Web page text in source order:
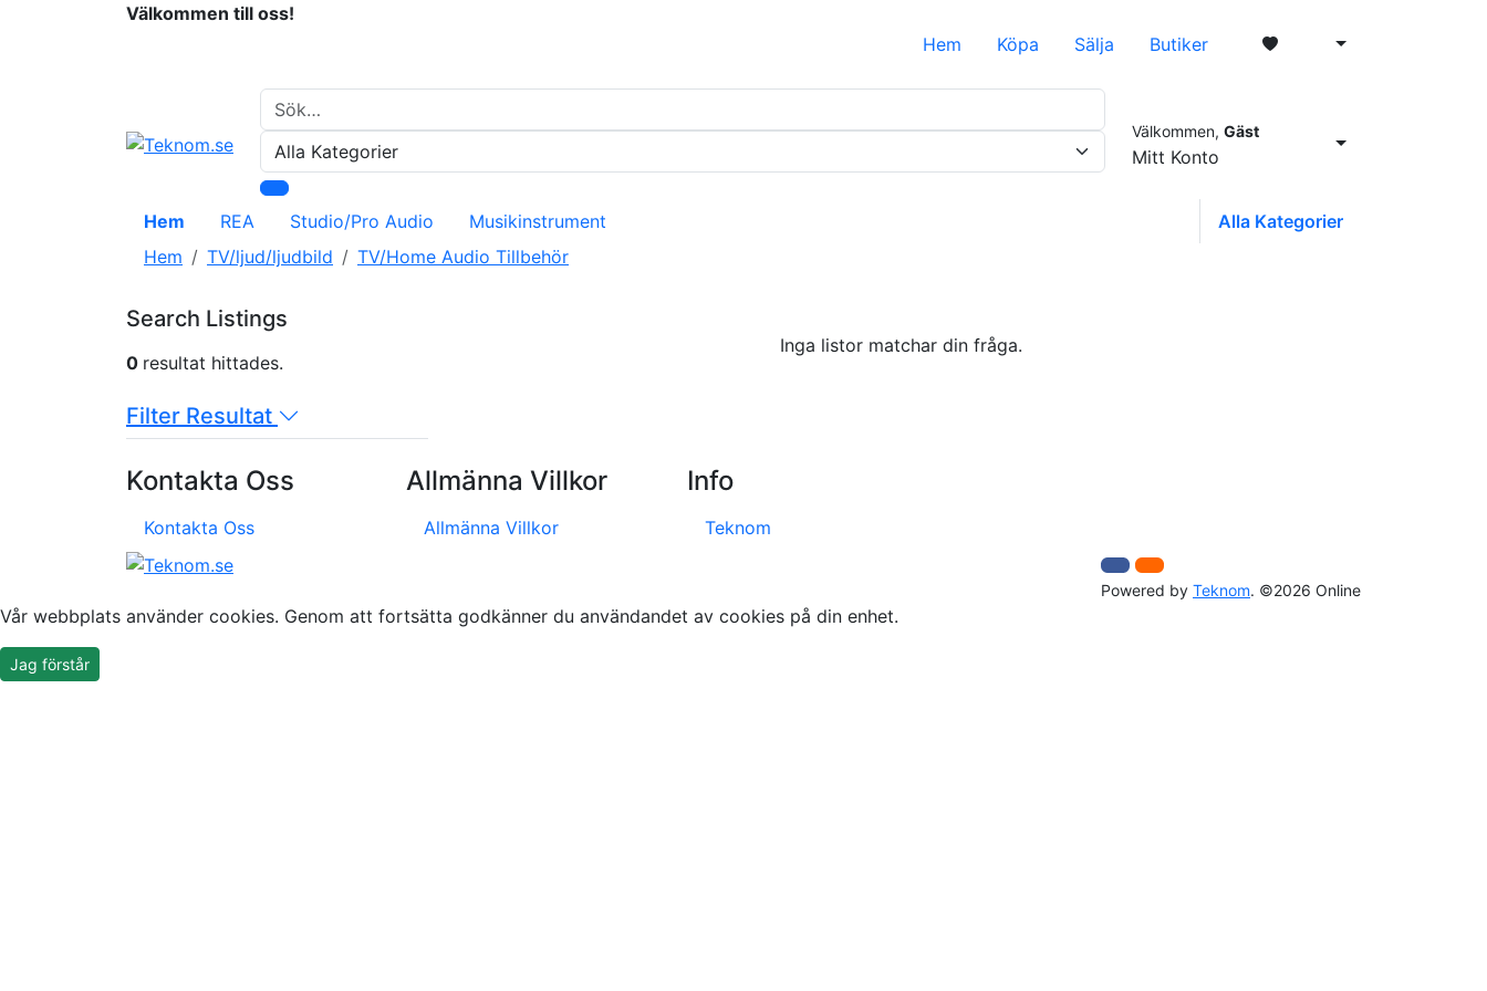
Välkommen till oss!
Hem
Köpa Sälja Butiker
Välkommen, Gäst
Mitt Konto
Hem REA Studio/Pro Audio Musikinstrument
Alla Kategorier
Hem
TV/ljud/ljudbild TV/Home Audio Tillbehör
Search Listings
0 resultat hittades.
Filter Resultat
Inga listor matchar din fråga.
Kontakta Oss
Kontakta Oss
Allmänna Villkor
Allmänna Villkor
Info
Teknom
Powered by Teknom. ©2026 Online
Vår webbplats använder cookies. Genom att fortsätta godkänner du användandet av cookies på din enhet.
Jag förstår